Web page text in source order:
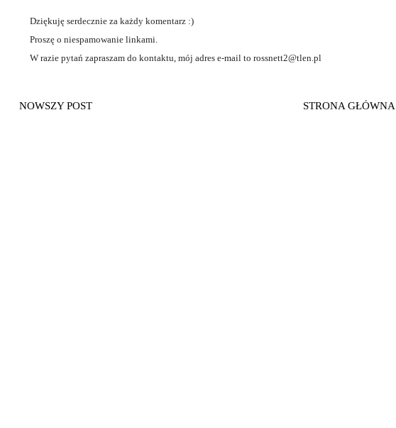
Dziękuję serdecznie za każdy komentarz :)
Proszę o niespamowanie linkami.
W razie pytań zapraszam do kontaktu, mój adres e-mail to rossnett2@tlen.pl
NOWSZY POST STRONA GŁÓWNA